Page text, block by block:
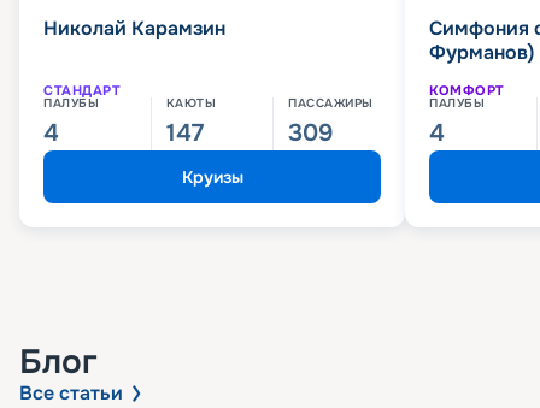
Николай Карамзин
СТАНДАРТ
ПАЛУБЫ
4
КАЮТЫ
147
ПАССАЖИРЫ
309
Круизы
Симфония
Фурманов)
КОМФОРТ
ПАЛУБЫ
4
Блог
Все статьи